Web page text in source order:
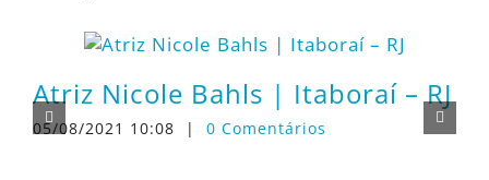
Atriz Nicole Bahls | Itaboraí – RJ
05/08/2021 10:08 | 0 Comentários